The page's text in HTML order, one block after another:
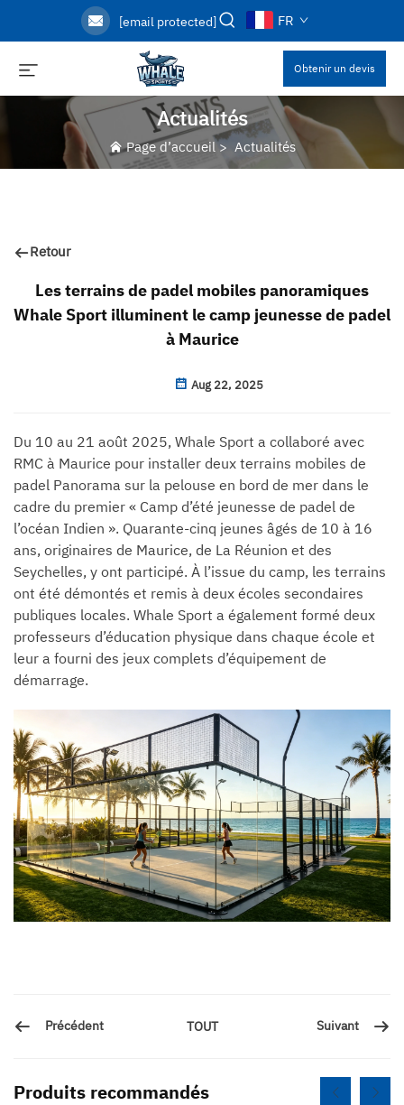
[email protected] FR
Obtenir un devis
Actualités
Page d’accueil> Actualités
Retour
Les terrains de padel mobiles panoramiques
Whale Sport illuminent le camp jeunesse de padel
à Maurice
Aug 22, 2025
Du 10 au 21 août 2025, Whale Sport a collaboré avec
RMC à Maurice pour installer deux terrains mobiles de
padel Panorama sur la pelouse en bord de mer dans le
cadre du premier « Camp d’été jeunesse de padel de
l’océan Indien ». Quarante-cinq jeunes âgés de 10 à 16
ans, originaires de Maurice, de La Réunion et des
Seychelles, y ont participé. À l’issue du camp, les terrains
ont été démontés et remis à deux écoles secondaires
publiques locales. Whale Sport a également formé deux
professeurs d’éducation physique dans chaque école et
leur a fourni des jeux complets d’équipement de
démarrage.
Précédent TOUT Suivant
Produits recommandés